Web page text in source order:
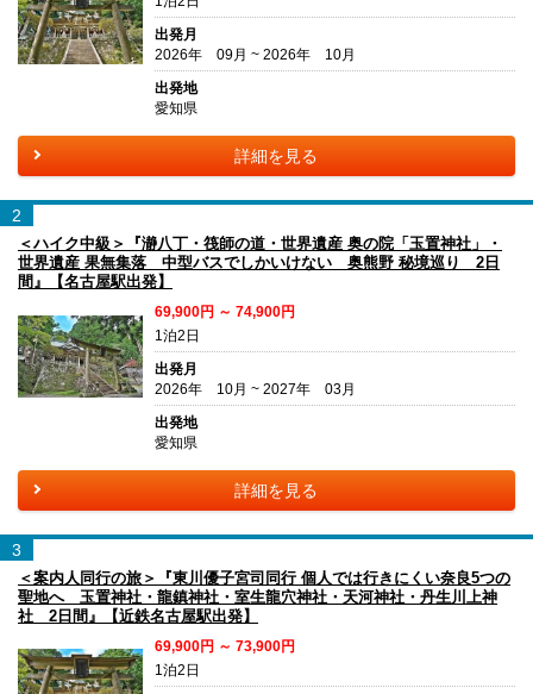
出発月
2026年 09月 ~ 2026年 10月
出発地
愛知県
詳細を見る
2
＜ハイク中級＞『瀞八丁・筏師の道・世界遺産 奥の院「玉置神社」・
世界遺産 果無集落 中型バスでしかいけない 奥熊野 秘境巡り 2日
間』【名古屋駅出発】
69,900円 ～ 74,900円
1泊2日
出発月
2026年 10月 ~ 2027年 03月
出発地
愛知県
詳細を見る
3
＜案内人同行の旅＞『東川優子宮司同行 個人では行きにくい奈良5つの
聖地へ 玉置神社・龍鎮神社・室生龍穴神社・天河神社・丹生川上神
社 2日間』【近鉄名古屋駅出発】
69,900円 ～ 73,900円
1泊2日